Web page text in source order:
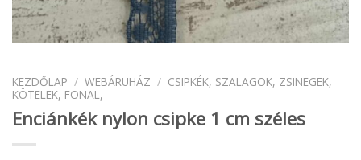
KEZDŐLAP / WEBÁRUHÁZ / CSIPKÉK, SZALAGOK, ZSINEGEK,
KÖTELEK, FONAL,
Enciánkék nylon csipke 1 cm széles